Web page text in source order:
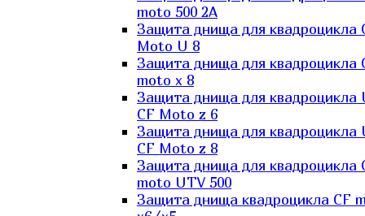
moto 500 2A
Защита днища для квадроцикла
Moto U 8
Защита днища для квадроцикла
moto x 8
Защита днища для квадроцикла
CF Moto z 6
Защита днища для квадроцикла
CF Moto z 8
Защита днища для квадроцикла
moto UTV 500
Защита днища квадроцикла СF